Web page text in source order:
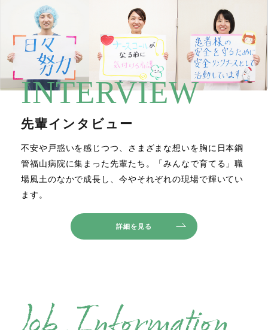
INTERVIEW
先輩インタビュー
不安や戸惑いを感じつつ、さまざまな想いを胸に日本鋼
管福山病院に集まった先輩たち。「みんなで育てる」職
場風土のなかで成長し、今やそれぞれの現場で輝いてい
ます。
詳細を見る